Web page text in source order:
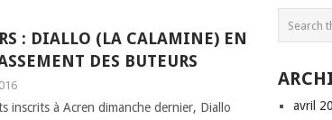
: DIALLO (LA CALAMINE) EN
DES BUTEURS
inscrits à Acren dimanche dernier, Diallo
avril